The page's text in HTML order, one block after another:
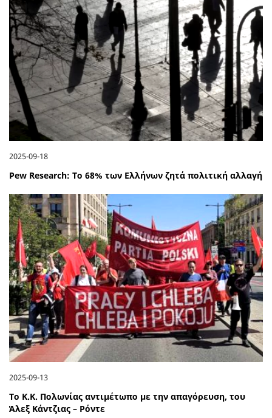
2025-09-18
Pew Research: Το 68% των Ελλήνων ζητά πολιτική αλλαγή
2025-09-13
Το Κ.Κ. Πολωνίας αντιμέτωπο με την απαγόρευση, του
Άλεξ Κάντζιας – Ρόντε